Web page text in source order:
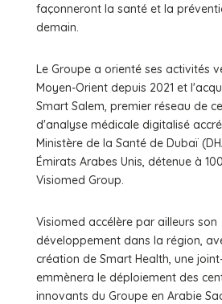
façonneront la santé et la
demain.
Le Groupe a orienté ses activités
Moyen-Orient depuis 2021 et
Smart Salem, premier réseau de
d'analyse médicale digitalisé
Ministère de la Santé de Dubaï
Émirats Arabes Unis, détenue à
Visiomed Group.
Visiomed accélère par ailleurs son
développement dans la région,
création de Smart Health, une
emmènera le déploiement des
innovants du Groupe en Arabie